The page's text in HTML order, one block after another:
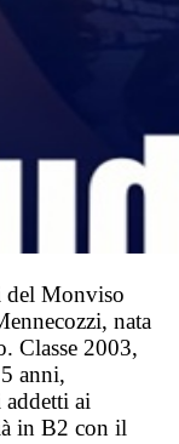
del Monviso
nata
Classe 2003,
anni,
addetti ai
in B2 con il